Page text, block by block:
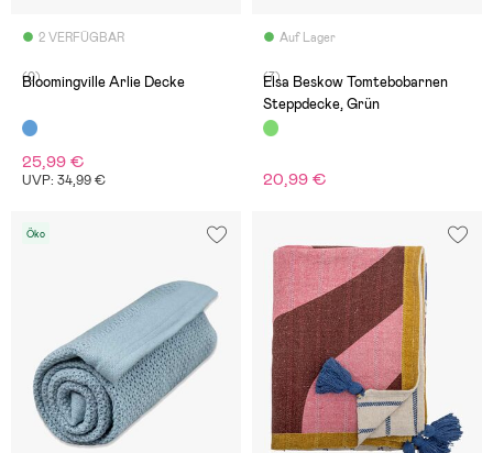
2 VERFÜGBAR
(0)
Bloomingville Arlie Decke
25,99 €
UVP: 34,99 €
Auf Lager
(7)
Elsa Beskow Tomtebobarnen
Steppdecke, Grün
20,99 €
Öko